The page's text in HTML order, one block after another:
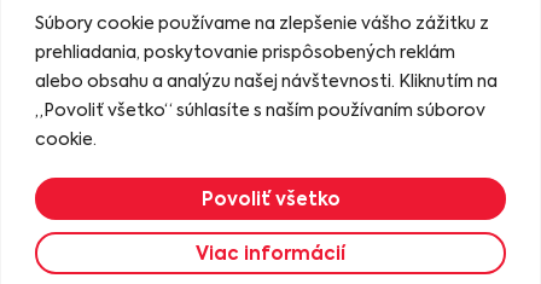
Súbory cookie používame na zlepšenie vášho zážitku z
prehliadania, poskytovanie prispôsobených reklám
alebo obsahu a analýzu našej návštevnosti. Kliknutím na
„Povoliť všetko“ súhlasíte s naším používaním súborov
cookie.
Viac informácií
Povoliť všetko
Kamenná predajňa
Nám. gen. Štefaníka 7
06401 Stará Ľubovňa
Zobraziť na mape